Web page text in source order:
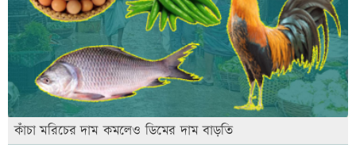
কাঁচা মরিচের দাম কমলেও ডিমের দাম বাড়তি